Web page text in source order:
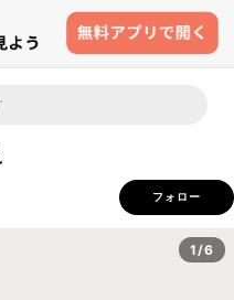
フォロー
1/6